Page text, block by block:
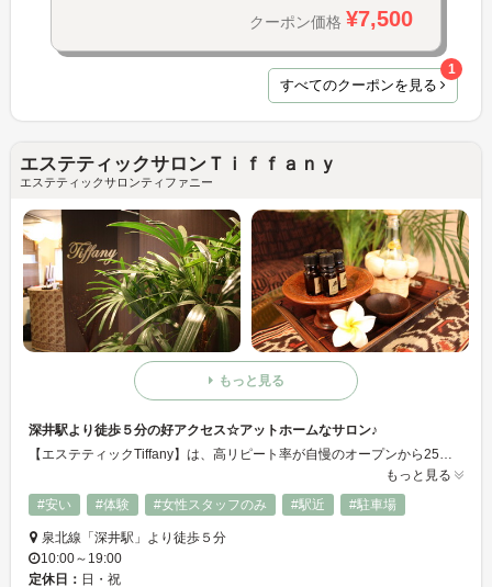
クーポン価格 ¥7,500
すべてのクーポンを見る
1
エステティックサロンＴｉｆｆａｎｙ
エステティックサロンティファニー
もっと見る
深井駅より徒歩５分の好アクセス☆アットホームなサロン♪
もっと見る
#安い
#体験 #女性スタッフのみ #駅近 #駐車場
泉北線「深井駅」より徒歩５分
10:00～19:00
定休日： 日・祝